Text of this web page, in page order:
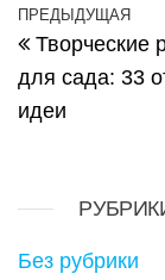
Предыдущая
ПРЕДЫДУЩАЯ
Творческие
для сада: 33
идеи
Без рубрики